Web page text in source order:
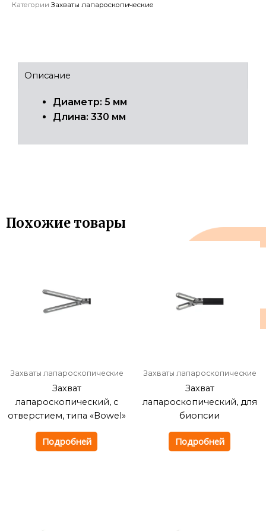
Категории Захваты лапароскопические
Описание
Диаметр: 5 мм
Длина: 330 мм
Похожие товары
Захваты лапароскопические
Захват
лапароскопический, с
отверстием, типа «Bowel»
Подробней
Захваты лапароскопические
Захват
лапароскопический, для
биопсии
Подробней